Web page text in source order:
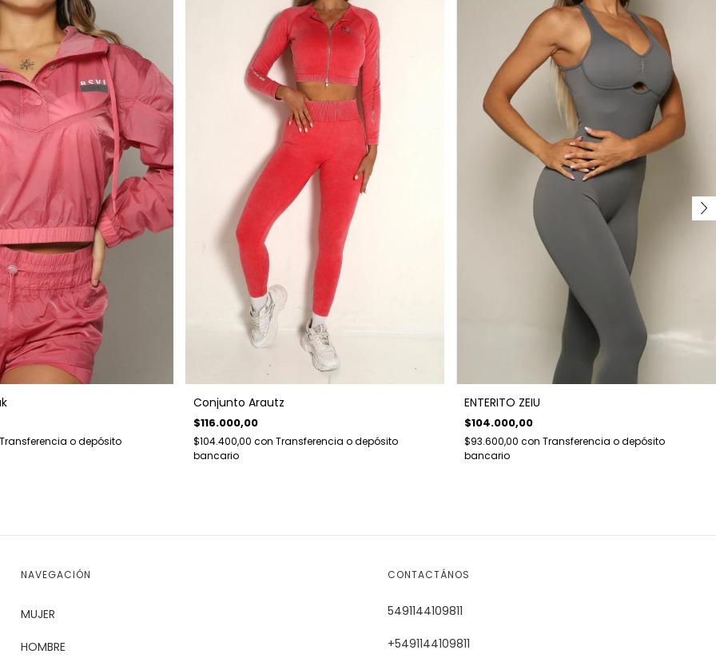
o depósito
Conjunto Arautz
$116.000,00
$104.400,00 con Transferencia o depósito
bancario
ENTERITO ZEIU
$104.000,00
$93.600,00con Transferencia o depósito
bancario
NAVEGACIÓN
MUJER
HOMBRE
CONTACTÁNOS
5491144109811
+5491144109811